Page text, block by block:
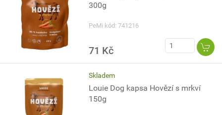
300g
PeMi kód: 741216
71 Kč
Skladem
Louie Dog kapsa Hovězí s mrkví
150g